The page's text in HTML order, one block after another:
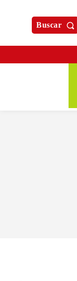
Buscar